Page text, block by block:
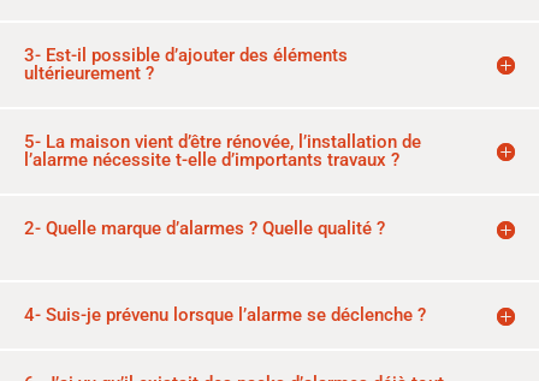
3- Est-il possible d’ajouter des éléments
ultérieurement ?
5- La maison vient d’être rénovée, l’installation de
l’alarme nécessite t-elle d’importants travaux ?
2- Quelle marque d’alarmes ? Quelle qualité ?
4- Suis-je prévenu lorsque l’alarme se déclenche ?